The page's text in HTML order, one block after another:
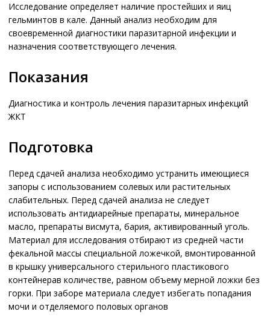
Исследование определяет наличие простейших и яиц
гельминтов в кале. Данный анализ необходим для
своевременной диагностики паразитарной инфекции и
назначения соответствующего лечения.
Показания
Диагностика и контроль лечения паразитарных инфекций
ЖКТ
Подготовка
Перед сдачей анализа необходимо устранить имеющиеся
запоры с использованием солевых или растительных
слабительных. Перед сдачей анализа не следует
использовать антидиарейные препараты, минеральное
масло, препараты висмута, бария, активированный уголь.
Материал для исследования отбирают из средней части
фекальной массы специальной ложечкой, вмонтированной
в крышку универсального стерильного пластикового
контейнерав количестве, равном объему мерной ложки без
горки. При заборе материала следует избегать попадания
мочи и отделяемого половых органов